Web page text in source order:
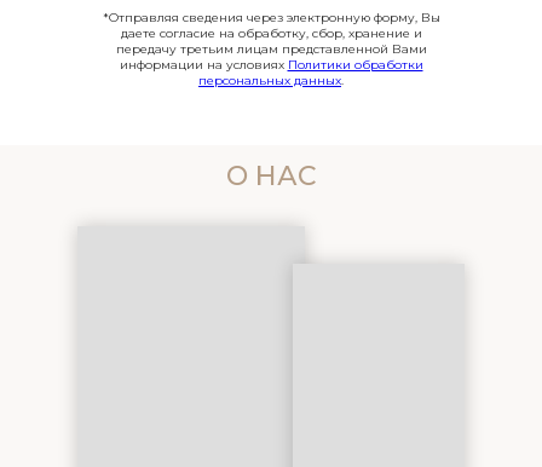
*Отправляя сведения через электронную форму, Вы
даете согласие на обработку, сбор, хранение и
передачу третьим лицам представленной Вами
информации на условиях Политики обработки
персональных данных.
О НАС